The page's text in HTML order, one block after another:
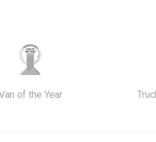
of the Year